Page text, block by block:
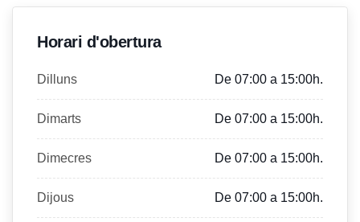
Horari d'obertura
Dilluns De 07:00 a 15:00h.
Dimarts De 07:00 a 15:00h.
Dimecres De 07:00 a 15:00h.
Dijous De 07:00 a 15:00h.